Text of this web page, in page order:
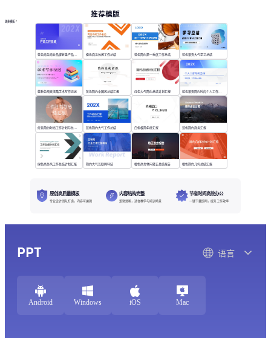
推荐模版
更多模板
蓝色商务商业品牌复盘产品工作总结 橙色商务休闲工作总结 蓝色简约第一季度工作总结 蓝色渐变大气学习总结
蓝粉色渐变炫酷学术写作综述 灰色简约中国风总结汇报 红色大气简约总结计划汇报
蓝色简约大气工作总结 白色极简年终汇报 蓝色简约商务汇报
绿色商务风工作总结计划汇报 简约大气互联网科技 橙色商务休闲转正总结报告 橙色简约几何总结汇报
原创高质量模板
专业设计团队打造，内容可编辑
内容结构完整
逻辑清晰，适合教学与培训场景
节省时间高效办公
一键下载即用，提升工作效率
PPT 语言
Android Windows iOS Mac